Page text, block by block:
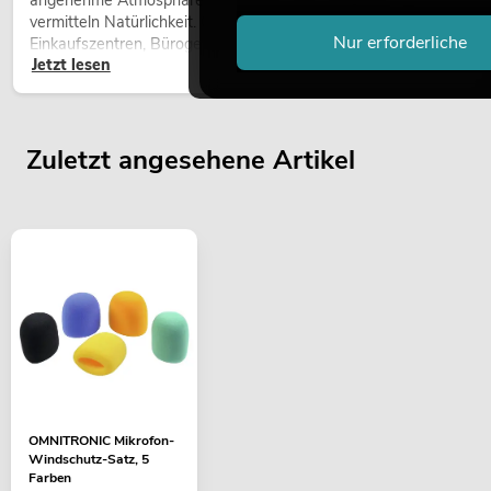
vermitteln Natürlichkeit. Ob in Hotels, Restaurants,
Einkaufszentren, Bürogebäuden oder auf Messeständen: eine
hochwertige Begrünung gehört heute längst zum modernen
Raumkonzept.
Jetzt lesen
Zuletzt angesehene Artikel
OMNITRONIC Mikrofon-
Windschutz-Satz, 5
Farben
Nur erforderliche